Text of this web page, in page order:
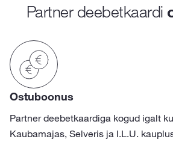
Partner deebetkaardi
Ostuboonus
Partner deebetkaardiga kogud igalt
Kaubamajas, Selveris ja I.L.U.